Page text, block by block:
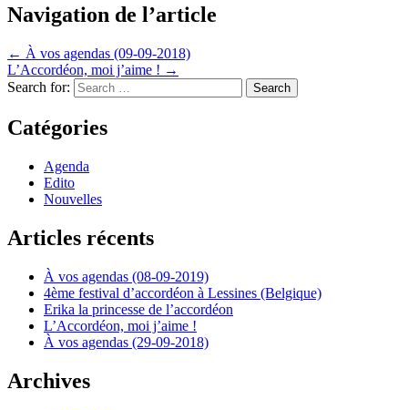
Navigation de l’article
← À vos agendas (09-09-2018)
L’Accordéon, moi j’aime ! →
Search for:
Catégories
Agenda
Edito
Nouvelles
Articles récents
À vos agendas (08-09-2019)
4ème festival d’accordéon à Lessines (Belgique)
Erika la princesse de l’accordéon
L’Accordéon, moi j’aime !
À vos agendas (29-09-2018)
Archives